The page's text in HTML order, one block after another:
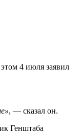
4 июля заявил
, — сказал он.
Генштаба